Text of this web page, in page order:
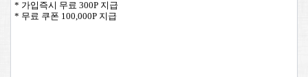
* 가입즉시 무료 300P 지급
* 무료 쿠폰 100,000P 지급